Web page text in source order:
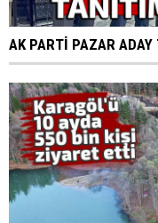
AK PARTİ PAZAR